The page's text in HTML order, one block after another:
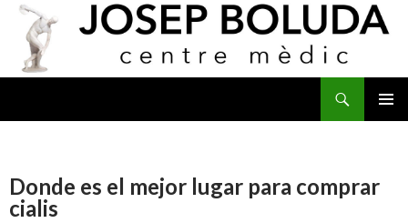
Donde es el mejor lugar para comprar
cialis